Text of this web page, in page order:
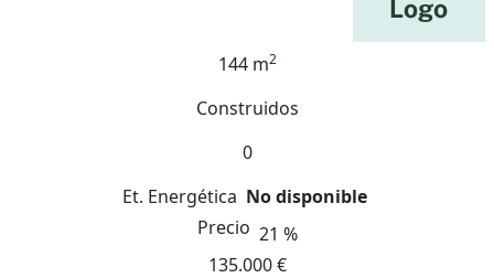
144 m2
Construidos
0
Et. Energética No disponible
Precio 21 %
135.000 €